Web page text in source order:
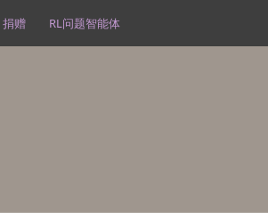
捐赠 RL问题智能体